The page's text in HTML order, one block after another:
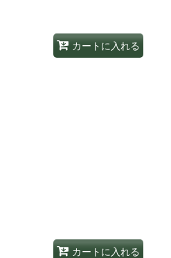
カートに入れる
カートに入れる